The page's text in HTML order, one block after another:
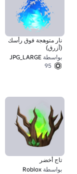
نار متوهجة فوق رأسك
(أزرق)
بواسطة JPG_LARGE
95
تاج أخضر
بواسطة Roblox